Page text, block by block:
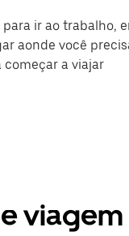
ir ao trabalho,
aonde você
começar a viajar
viagem